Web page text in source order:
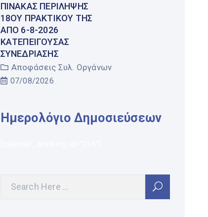
ΠΊΝΑΚΑΣ ΠΕΡΊΛΗΨΗΣ
18ΟΥ ΠΡΑΚΤΙΚΟΎ ΤΗΣ
ΑΠΌ 6-8-2026
ΚΑΤΕΠΕΊΓΟΥΣΑΣ
ΣΥΝΕΔΡΊΑΣΗΣ
Αποφάσεις Συλ. Οργάνων
07/08/2026
Ημερολόγιο Δημοσιεύσεων